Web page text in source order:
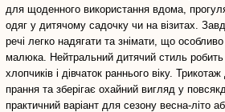
для щоденного використання вдома,
одяг у дитячому садочку чи на візитах.
речі легко надягати та знімати, що
малюка. Нейтральний дитячий стиль робить
хлопчиків і дівчаток раннього віку.
прання та зберігає охайний вигляд у
практичний варіант для сезону весна-літо